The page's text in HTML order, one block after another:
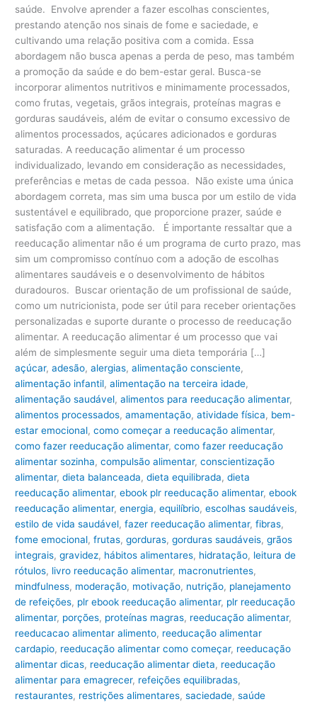
saúde. Envolve aprender a fazer escolhas conscientes,
prestando atenção nos sinais de fome e saciedade, e
cultivando uma relação positiva com a comida. Essa
abordagem não busca apenas a perda de peso, mas também
a promoção da saúde e do bem-estar geral. Busca-se
incorporar alimentos nutritivos e minimamente processados,
como frutas, vegetais, grãos integrais, proteínas magras e
gorduras saudáveis, além de evitar o consumo excessivo de
alimentos processados, açúcares adicionados e gorduras
saturadas. A reeducação alimentar é um processo
individualizado, levando em consideração as necessidades,
preferências e metas de cada pessoa. Não existe uma única
abordagem correta, mas sim uma busca por um estilo de vida
sustentável e equilibrado, que proporcione prazer, saúde e
satisfação com a alimentação. É importante ressaltar que a
reeducação alimentar não é um programa de curto prazo, mas
sim um compromisso contínuo com a adoção de escolhas
alimentares saudáveis e o desenvolvimento de hábitos
duradouros. Buscar orientação de um profissional de saúde,
como um nutricionista, pode ser útil para receber orientações
personalizadas e suporte durante o processo de reeducação
alimentar. A reeducação alimentar é um processo que vai
além de simplesmente seguir uma dieta temporária […]
açúcar,adesão,alergias,alimentação consciente,
alimentação infantil,alimentação na terceira idade,
alimentação saudável,alimentos para reeducação alimentar,
alimentos processados,amamentação,atividade física, bem-
estar emocional,como começar a reeducação alimentar,
como fazer reeducação alimentar,como fazer reeducação
alimentar sozinha,compulsão alimentar,conscientização
alimentar,dieta balanceada,dieta equilibrada,dieta
reeducação alimentar,ebook plr reeducação alimentar,ebook
reeducação alimentar,energia,equilíbrio,escolhas saudáveis,
estilo de vida saudável,fazer reeducação alimentar,fibras,
fome emocional,frutas,gorduras,gorduras saudáveis,grãos
integrais,gravidez, hábitos alimentares, hidratação, leitura de
rótulos, livro reeducação alimentar, macronutrientes,
mindfulness, moderação, motivação, nutrição, planejamento
de refeições, plr ebook reeducação alimentar, plr reeducação
alimentar, porções, proteínas magras, reeducação alimentar,
reeducacao alimentar alimento, reeducação alimentar
cardapio, reeducação alimentar como começar, reeducação
alimentar dicas, reeducação alimentar dieta, reeducação
alimentar para emagrecer, refeições equilibradas,
restaurantes, restrições alimentares,saciedade,saúde